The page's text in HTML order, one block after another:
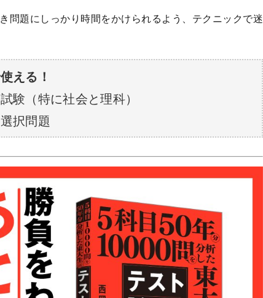
問題にしっかり時間をかけられるよう、テクニックで迷
える！
験（特に社会と理科）
択問題